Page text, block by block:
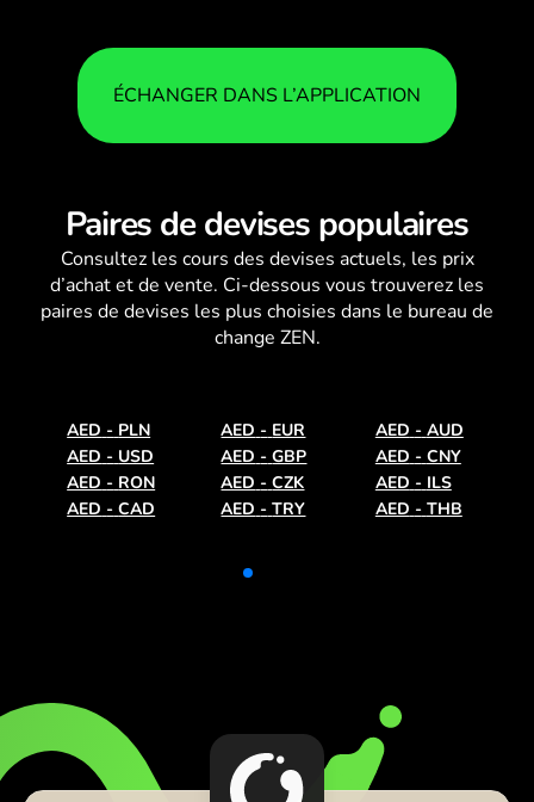
ÉCHANGER DANS L’APPLICATION
Paires de devises populaires
Consultez les cours des devises actuels, les prix
d’achat et de vente. Ci-dessous vous trouverez les
paires de devises les plus choisies dans le bureau de
change ZEN.
AED - PLN AED - EUR AED - AUD
AED - USD AED - GBP AED - CNY
AED - RON AED - CZK AED - ILS
AED - CAD AED - TRY AED - THB